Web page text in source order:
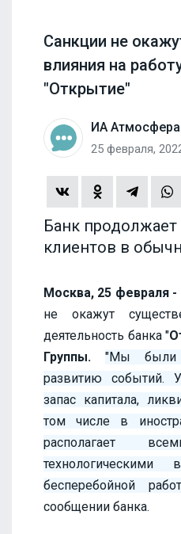
Санкции не
влияния на
"Открытие"
ИА Атмосфера
25 февраля,
Банк
клиентов в
Москва, 25 февраля
не окажут
деятельность банка "
Группы.
"Мы были
развитию событий.
запас капитала,
том числе в
располагает
технологическими
бесперебойной
сообщении банка.